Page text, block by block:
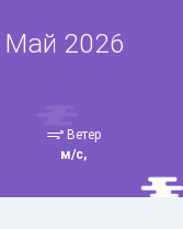
Май 2026
Ветер
м/с,